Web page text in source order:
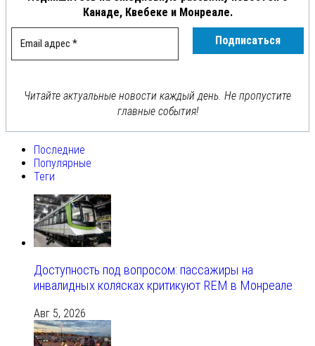
Канаде, Квебеке и Монреале.
Читайте актуальные новости каждый день. Не пропустите
главные события!
Последние
Популярные
Теги
Доступность под вопросом: пассажиры на
инвалидных колясках критикуют REM в Монреале
Авг 5, 2026